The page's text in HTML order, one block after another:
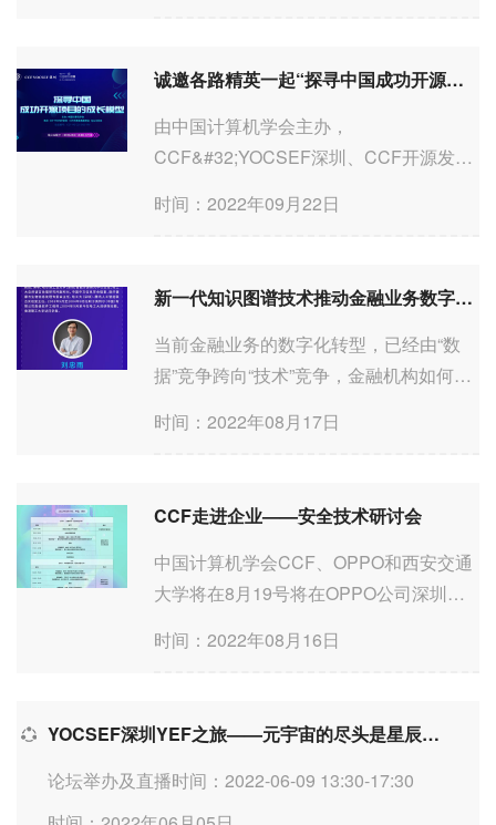
9:00&#32;~&#32;12:00在深职院西丽湖校
区图书馆一楼报告厅...
诚邀各路精英一起“探寻中国成功开源项目的成长模型”
由中国计算机学会主办，
CCF&#32;YOCSEF深圳、CCF开源发展
坛“探寻中国成功开源项目的成长模
00&#32;~&#32;17：10在鹏城实验室B栋
1212...
时间：2022年09月22日
新一代知识图谱技术推动金融业务数字化转型
当前金融业务的数字化转型，已经由“数
据”竞争跨向“技术”竞争，金融机构如何通
垒，从而助力金融机构提升运营效率、节
时间：2022年08月17日
CCF走进企业——安全技术研讨会
中国计算机学会CCF、OPPO和西安交通
大学将在8月19号将在OPPO公司深圳前
在信任、连接未来”的安全技术论坛。 会
时间：2022年08月16日
YOCSEF深圳YEF之旅——元宇宙的尽头是星辰大海还是虚无陷阱？
论坛举办及直播时间：2022-06-09 13:30-17:30